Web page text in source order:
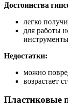
Достоинства
легко
для работы
Недостатки:
можно
возрастает
Пластиковые